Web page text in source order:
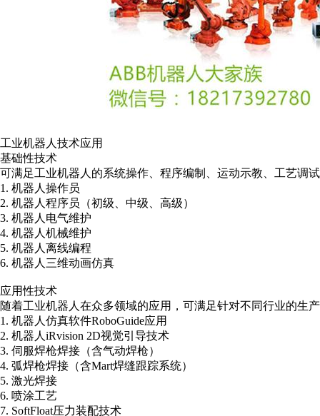
工业机器人技术应用
基础性技术
可满足工业机器人的系统操作、程序编制、运动示教、工艺调
1. 机器人操作员
2. 机器人程序员（初级、中级、高级）
3. 机器人电气维护
4. 机器人机械维护
5. 机器人离线编程
6. 机器人三维动画仿真
应用性技术
随着工业机器人在众多领域的应用，可满足针对不同行业的生
1. 机器人仿真软件RoboGuide应用
2. 机器人iRvision 2D视觉引导技术
3. 伺服焊枪焊接（含气动焊枪）
4. 弧焊枪焊接（含Mart焊缝跟踪系统）
5. 激光焊接
6. 喷涂工艺
7. SoftFloat压力装配技术